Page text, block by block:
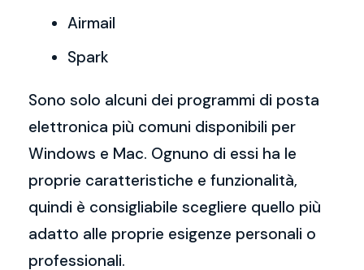
Airmail
Spark
Sono solo alcuni dei programmi di posta
elettronica più comuni disponibili per
Windows e Mac. Ognuno di essi ha le
proprie caratteristiche e funzionalità,
quindi è consigliabile scegliere quello più
adatto alle proprie esigenze personali o
professionali.